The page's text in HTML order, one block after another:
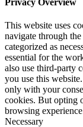
This website uses
navigate through
categorized as
essential for the
also use third-party
you use this
only with your
cookies. But opting
browsing
Necessary